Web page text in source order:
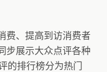
费、提高到访消费者
步展示大众点评各种
的排行榜分为热门